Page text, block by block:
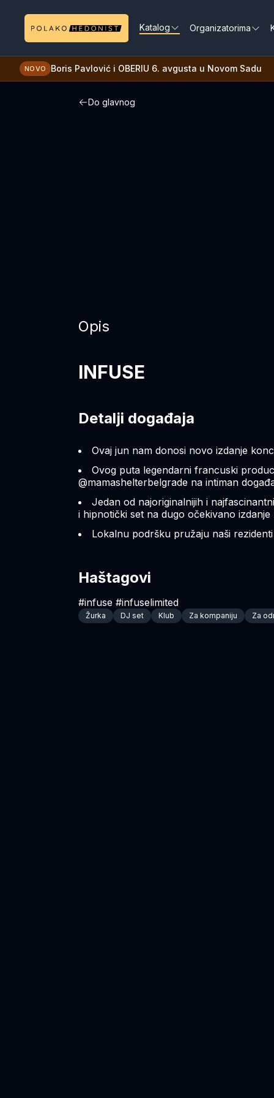
Katalog Organizatorima
NOVO Boris Pavlović i OBERIU 6. avgusta u Novom Sadu
Do glavnog
Opis
INFUSE
Detalji događaja
Ovaj jun nam donosi novo izdanje
Ovog puta legendarni francuski
@mamashelterbelgrade na intiman
Jedan od najoriginalnijih i
i hipnotički set na dugo očekivano
Lokalnu podršku pružaju naši
Haštagovi
#infuse #infuselimited
Žurka DJ set Klub Za kompaniju Za